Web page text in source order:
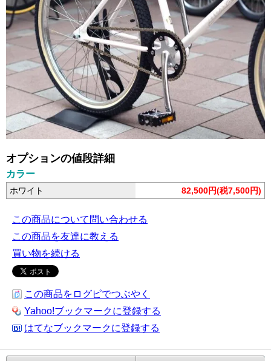
オプションの値段詳細
カラー
ホワイト 82,500円(税7,500円)
この商品について問い合わせる
この商品を友達に教える
買い物を続ける
この商品をログピでつぶやく
Yahoo!ブックマークに登録する
はてなブックマークに登録する